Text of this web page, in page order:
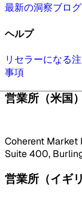
最新の洞察ブログ
ヘルプ
リセラーになる
事項
営業所（米国
Coherent Market
Suite 400,
営業所（イギ